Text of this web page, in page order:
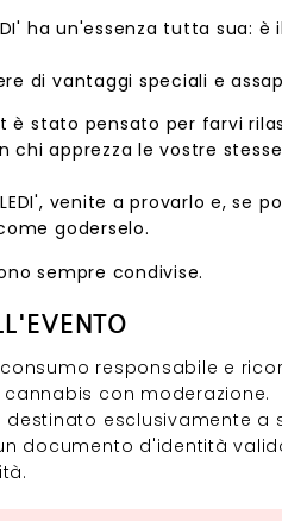
ha un'essenza tutta sua:
di vantaggi speciali e
è stato pensato per farvi
chi apprezza le vostre
venite a provarlo e, se
goderselo.
sempre condivise.
responsabile e
con moderazione.
destinato esclusivamente a
documento d'identità